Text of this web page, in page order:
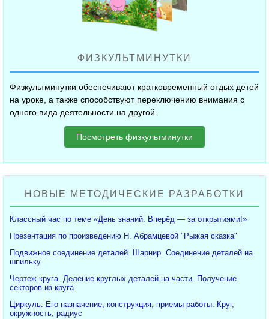
ФИЗКУЛЬТМИНУТКИ
Физкультминутки обеспечивают кратковременный отдых детей
на уроке, а также способствуют переключению внимания с
одного вида деятельности на другой.
Посмотреть физкультминутки
НОВЫЕ МЕТОДИЧЕСКИЕ РАЗРАБОТКИ
Классный час по теме «День знаний. Вперёд — за открытиями!»
Презентация по произведению Н. Абрамцевой "Рыжая сказка"
Подвижное соединение деталей. Шарнир. Соединение деталей на
шпильку
Чертеж круга. Деление круглых деталей на части. Получение
секторов из круга
Циркуль. Его назначение, конструкция, приемы работы. Круг,
окружность, радиус